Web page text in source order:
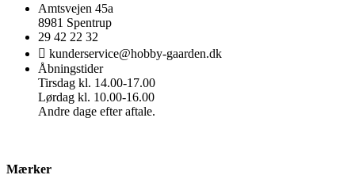
Amtsvejen 45a
8981 Spentrup
29 42 22 32
kunderservice@hobby-gaarden.dk
Åbningstider
Tirsdag kl. 14.00-17.00
Lørdag kl. 10.00-16.00
Andre dage efter aftale.
Mærker